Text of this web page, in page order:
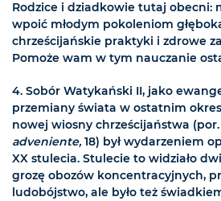
Rodzice i dziadkowie tutaj obecni:
wpoić młodym pokoleniom
chrześcijańskie praktyki i zdrowe
Pomoże wam w tym nauczanie
4. Sobór Watykański II, jako
przemiany świata w ostatnim
nowej wiosny chrześcijaństwa (por.
adveniente,18) był wydarzeniem
XX stulecia. Stulecie to widziało
grozę obozów koncentracyjnych,
ludobójstwo, ale było też